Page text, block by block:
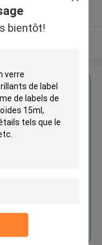
bientôt!
verre
imperméables
labels de fiole